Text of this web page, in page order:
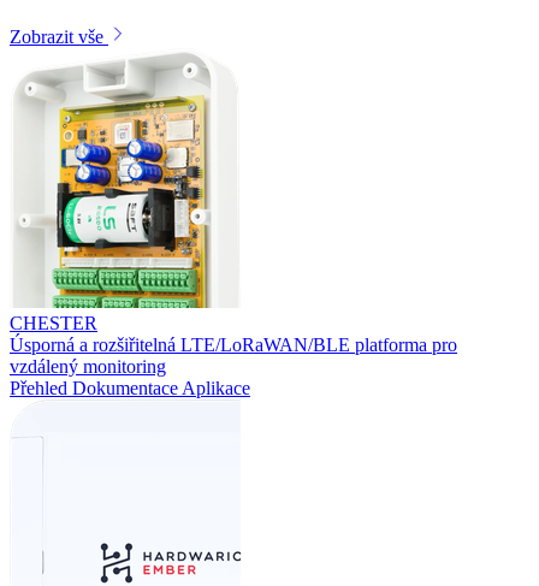
Zobrazit vše
CHESTER
Úsporná a rozšiřitelná LTE/LoRaWAN/BLE platforma pro
vzdálený monitoring
Přehled Dokumentace Aplikace